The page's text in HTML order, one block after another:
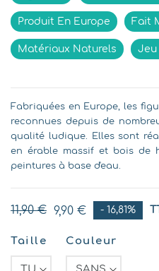
Produit En Europe Fait
Matériaux Naturels Jeu
Fabriquées en Europe, les
reconnues depuis de
qualité ludique. Elles sont
en érable massif et bois de
peintures à base d'eau.
11,90 € 9,90 € - 16,81%
Taille Couleur